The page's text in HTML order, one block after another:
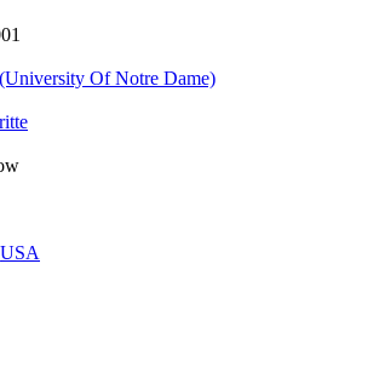
Of Notre Dame)
USA